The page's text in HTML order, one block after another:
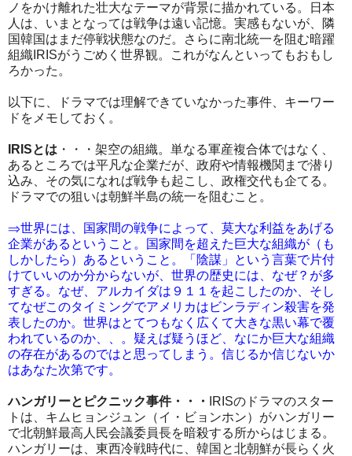
ノをかけ離れた壮大なテーマが背景に描かれている。日本
人は、いまとなっては戦争は遠い記憶。実感もないが、隣
国韓国はまだ停戦状態なのだ。さらに南北統一を阻む暗躍
組織IRISがうごめく世界観。これがなんといってもおもし
ろかった。
以下に、ドラマでは理解できていなかった事件、キーワー
ドをメモしておく。
IRISとは ・・・架空の組織。単なる軍産複合体ではなく、
あるところでは平凡な企業だが、政府や情報機関まで潜り
込み、その気になれば戦争も起こし、政権交代も企てる。
ドラマでの狙いは朝鮮半島の統一を阻むこと。
⇒世界には、国家間の戦争によって、莫大な利益をあげる
企業があるということ。国家間を超えた巨大な組織が（も
しかしたら）あるということ。「陰謀」という言葉で片付
けていいのか分からないが、世界の歴史には、なぜ？が多
すぎる。なぜ、アルカイダは９１１を起こしたのか、そし
てなぜこのタイミングでアメリカはビンラディン殺害を発
表したのか。世界はとてつもなく広くて大きな黒い幕で覆
われているのか、、。疑えば疑うほど、なにか巨大な組織
の存在があるのではと思ってしまう。信じるか信じないか
はあなた次第です。
ハンガリーとピクニック事件・・・
IRISのドラマのスター
トは、キムヒョンジュン（イ・ビョンホン）がハンガリー
で北朝鮮最高人民会議委員長を暗殺する所からはじまる。
ハンガリーは、東西冷戦時代に、韓国と北朝鮮が長らく火